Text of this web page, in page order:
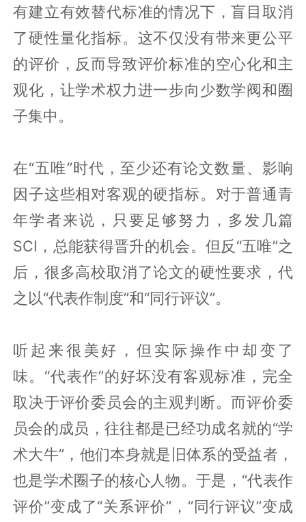
有建立有效替代标准的情况下，盲目取消
了硬性量化指标。这不仅没有带来更公平
的评价，反而导致评价标准的空心化和主
观化，让学术权力进一步向少数学阀和圈
子集中。
在“五唯”时代，至少还有论文数量、影响
因子这些相对客观的硬指标。对于普通青
年学者来说，只要足够努力，多发几篇
SCI，总能获得晋升的机会。但反“五唯”之
后，很多高校取消了论文的硬性要求，代
之以“代表作制度”和“同行评议”。
听起来很美好，但实际操作中却变了
味。“代表作”的好坏没有客观标准，完全
取决于评价委员会的主观判断。而评价委
员会的成员，往往都是已经功成名就的“学
术大牛”，他们本身就是旧体系的受益者，
也是学术圈子的核心人物。于是，“代表作
评价”变成了“关系评价”，“同行评议”变成